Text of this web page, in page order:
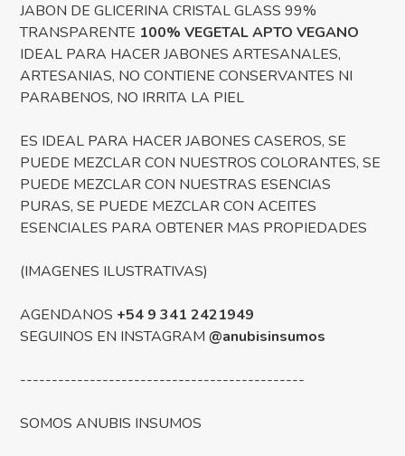
JABON DE GLICERINA CRISTAL GLASS 99%
TRANSPARENTE 100% VEGETAL APTO VEGANO
IDEAL PARA HACER JABONES ARTESANALES,
ARTESANIAS, NO CONTIENE CONSERVANTES NI
PARABENOS, NO IRRITA LA PIEL
ES IDEAL PARA HACER JABONES CASEROS, SE
PUEDE MEZCLAR CON NUESTROS COLORANTES, SE
PUEDE MEZCLAR CON NUESTRAS ESENCIAS
PURAS, SE PUEDE MEZCLAR CON ACEITES
ESENCIALES PARA OBTENER MAS PROPIEDADES
(IMAGENES ILUSTRATIVAS)
AGENDANOS +54 9 341 2421949
SEGUINOS EN INSTAGRAM@anubisinsumos
---------------------------------------------
SOMOS ANUBIS INSUMOS